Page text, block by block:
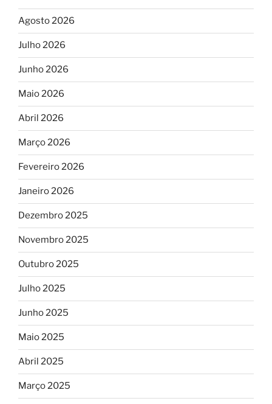
Agosto 2026
Julho 2026
Junho 2026
Maio 2026
Abril 2026
Março 2026
Fevereiro 2026
Janeiro 2026
Dezembro 2025
Novembro 2025
Outubro 2025
Julho 2025
Junho 2025
Maio 2025
Abril 2025
Março 2025